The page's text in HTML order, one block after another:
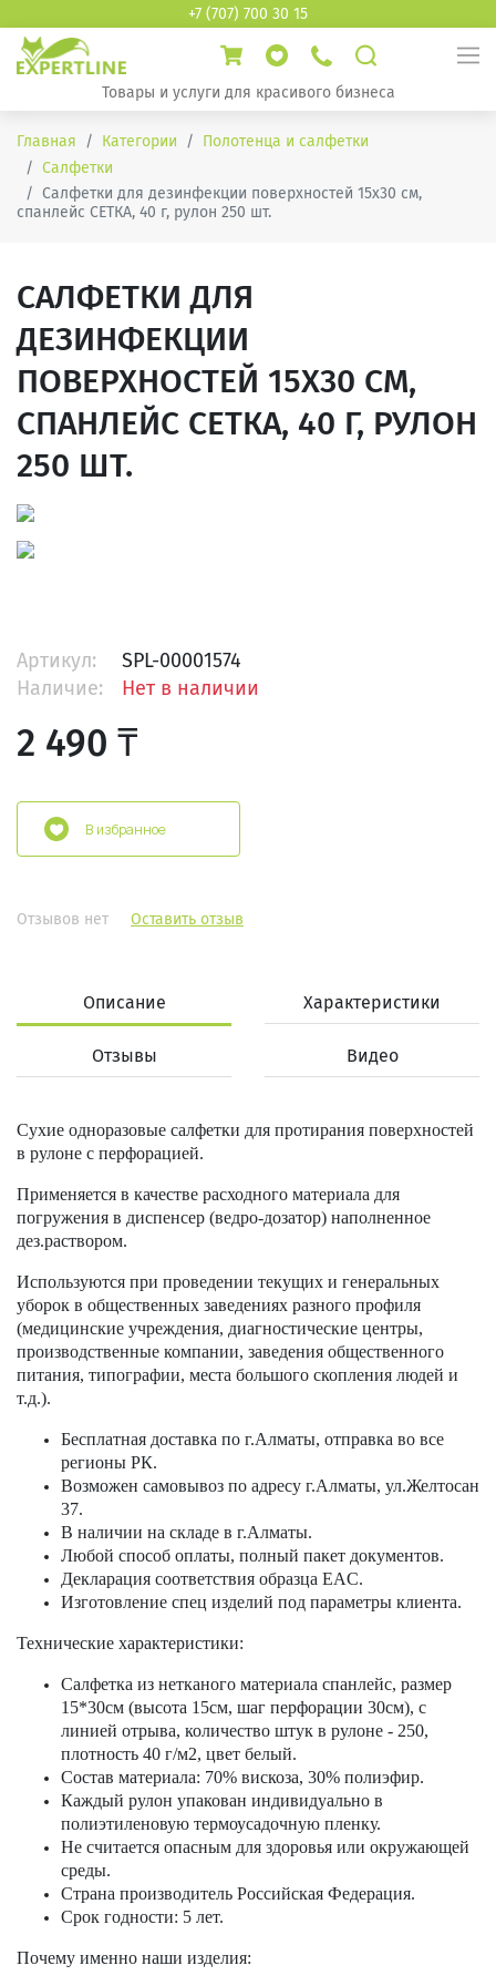
+7 (707) 700 30 15
Товары и услуги для красивого бизнеса
Главная Категории
Полотенца и салфетки
Салфетки
Салфетки для дезинфекции поверхностей 15х30 см,
спанлейс СЕТКА, 40 г, рулон 250 шт.
САЛФЕТКИ ДЛЯ
ДЕЗИНФЕКЦИИ
ПОВЕРХНОСТЕЙ 15Х30 СМ,
СПАНЛЕЙС СЕТКА, 40 Г, РУЛОН
250 ШТ.
Артикул:
SPL-00001574
Наличие:
Нет в наличии
2 490 ₸
В избранное
Отзывов нет Оставить отзыв
Описание Характеристики
Отзывы Видео
Сухие одноразовые салфетки для протирания поверхностей
в рулоне с перфорацией.
Применяется в качестве расходного материала для
погружения в диспенсер (ведро-дозатор) наполненное
дез.раствором.
Используются при проведении текущих и генеральных
уборок в общественных заведениях разного профиля
(медицинские учреждения, диагностические центры,
производственные компании, заведения общественного
питания, типографии, места большого скопления людей и
т.д.).
Бесплатная доставка по г.Алматы, отправка во все
регионы РК.
Возможен самовывоз по адресу г.Алматы, ул.Желтосан
37.
В наличии на складе в г.Алматы.
Любой способ оплаты, полный пакет документов.
Декларация соответствия образца EAC.
Изготовление спец изделий под параметры клиента.
Технические характеристики:
Салфетка из нетканого материала спанлейс, размер
15*30см (высота 15см, шаг перфорации 30см), с
линией отрыва, количество штук в рулоне - 250,
плотность 40 г/м2, цвет белый.
Состав материала: 70% вискоза, 30% полиэфир.
Каждый рулон упакован индивидуально в
полиэтиленовую термоусадочную пленку.
Не считается опасным для здоровья или окружающей
среды.
Страна производитель Российская Федерация.
Срок годности: 5 лет.
Почему именно наши изделия: